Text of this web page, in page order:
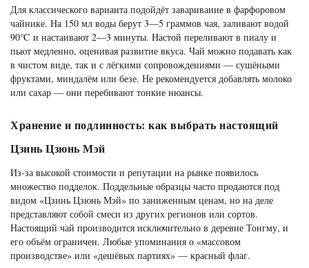
Для классического варианта подойдёт заваривание в фарфоровом
чайнике. На 150 мл воды берут 3—5 граммов чая, заливают водой
90℃ и настаивают 2—3 минуты. Настой переливают в пиалу и
пьют медленно, оценивая развитие вкуса. Чай можно подавать как
в чистом виде, так и с лёгкими сопровождениями — сушёными
фруктами, миндалём или безе. Не рекомендуется добавлять молоко
или сахар — они перебивают тонкие нюансы.
Хранение и подлинность: как выбрать настоящий
Цзинь Цзюнь Мэй
Из-за высокой стоимости и репутации на рынке появилось
множество подделок. Поддельные образцы часто продаются под
видом «Цзинь Цзюнь Мэй» по заниженным ценам, но на деле
представляют собой смеси из других регионов или сортов.
Настоящий чай производится исключительно в деревне Тонгму, и
его объём ограничен. Любые упоминания о «массовом
производстве» или «дешёвых партиях» — красный флаг.